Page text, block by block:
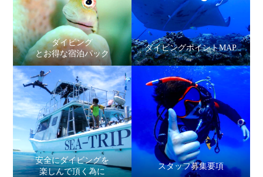
ダイビング
とお得な宿泊パック
ダイビングポイントMAP
安全にダイビングを
楽しんで頂く為に
スタッフ募集要項